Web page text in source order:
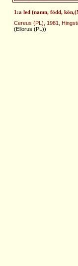
1:a led (namn, född,
Cereus (PL), 1981,
(Ellorus (PL))